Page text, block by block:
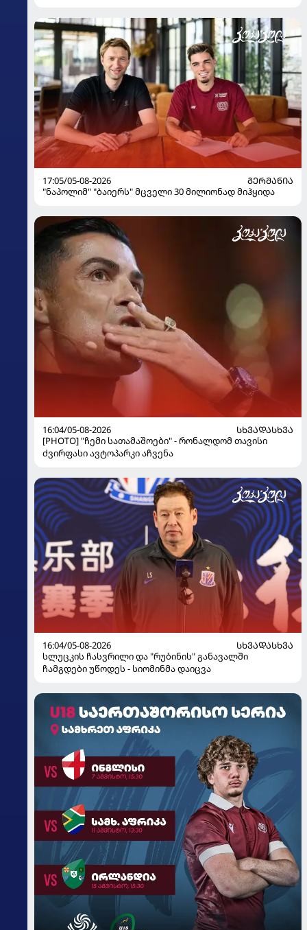
17:05/05-08-2026
ᲒᲔᲠᲛᲐᲜᲘᲐ
"ნაპოლიმ" "ბაიერს" მცველი 30 მილიონად მიჰყიდა
16:04/05-08-2026
ᲡᲮᲕᲐᲓᲐᲡᲮᲕᲐ
[PHOTO] "ჩემი სათამაშოები" - რონალდომ თავისი
ძვირფასი ავტოპარკი აჩვენა
16:04/05-08-2026
ᲡᲮᲕᲐᲓᲐᲡᲮᲕᲐ
სლუცკის ჩასვრილი და "რუბინის" განავალში
ჩამგდები უწოდეს - სიომინმა დაიცვა